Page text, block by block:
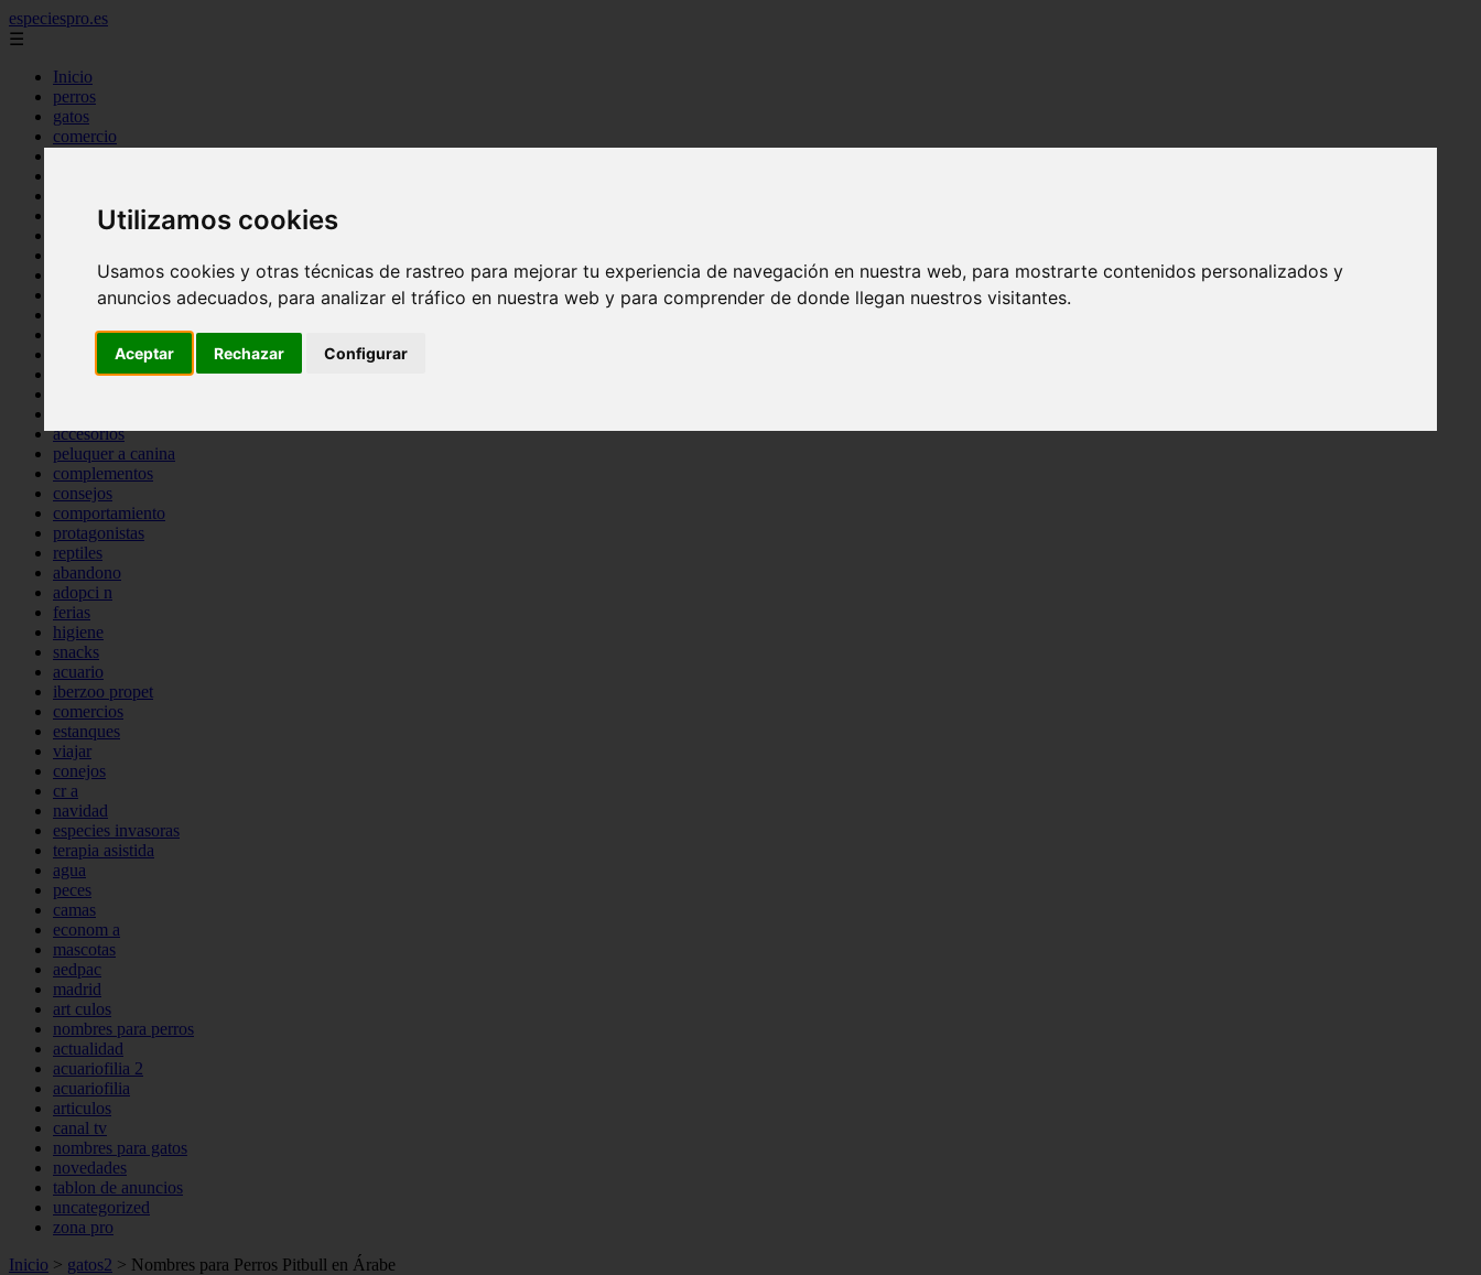
Utilizamos cookies
Usamos cookies y otras técnicas de rastreo para mejorar tu experiencia de navegación en nuestra web, para mostrarte contenidos personalizados y
anuncios adecuados, para analizar el tráfico en nuestra web y para comprender de donde llegan nuestros visitantes.
Aceptar Rechazar Configurar
especiespro.es
☰
Inicio
perros
gatos
comercio
tenencia responsable
mantenimiento
bienestar
peque os mam feros
verano
accesorios
peluquer a canina
complementos
consejos
comportamiento
protagonistas
reptiles
abandono
adopci n
ferias
higiene
snacks
acuario
iberzoo propet
comercios
estanques
viajar
conejos
cr a
navidad
especies invasoras
terapia asistida
agua
peces
camas
econom a
mascotas
aedpac
madrid
art culos
nombres para perros
actualidad
acuariofilia 2
acuariofilia
articulos
canal tv
nombres para gatos
novedades
tablon de anuncios
uncategorized
zona pro
Inicio > gatos2 > Nombres para Perros Pitbull en Árabe